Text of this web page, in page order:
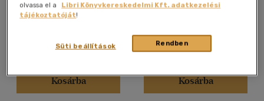
Könyv
5 980 Ft
Kosárba
Könyv
Árinformációk
Kosárba
olvassa el a
Libri Könyvkereskedelmi Kft. adatkezelési
tájékoztatóját!
Rendben
Süti beállítások